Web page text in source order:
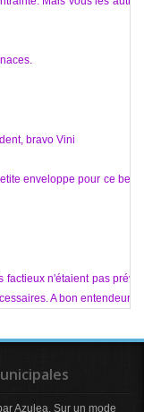
bravo Vini
enveloppe pour ce beau
n'étaient pas prévu.
A bon entendeur
Azulea. Sur un mode